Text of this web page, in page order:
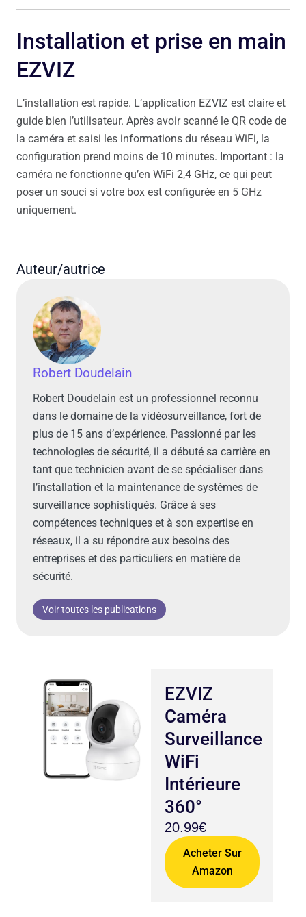
Installation et prise en main
EZVIZ
L’installation est rapide. L’application EZVIZ est claire et
guide bien l’utilisateur. Après avoir scanné le QR code de
la caméra et saisi les informations du réseau WiFi, la
configuration prend moins de 10 minutes. Important : la
caméra ne fonctionne qu’en WiFi 2,4 GHz, ce qui peut
poser un souci si votre box est configurée en 5 GHz
uniquement.
Auteur/autrice
Robert Doudelain
Robert Doudelain est un professionnel reconnu
dans le domaine de la vidéosurveillance, fort de
plus de 15 ans d’expérience. Passionné par les
technologies de sécurité, il a débuté sa carrière en
tant que technicien avant de se spécialiser dans
l’installation et la maintenance de systèmes de
surveillance sophistiqués. Grâce à ses
compétences techniques et à son expertise en
réseaux, il a su répondre aux besoins des
entreprises et des particuliers en matière de
sécurité.
Voir toutes les publications
EZVIZ
Caméra
Surveillance
WiFi
Intérieure
360°
20.99€
Acheter Sur
Amazon